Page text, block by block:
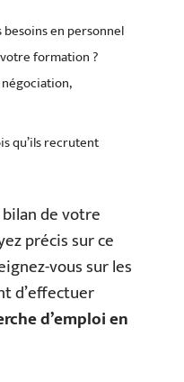
besoins en personnel
formation ?
qu’ils recrutent
de votre
précis sur ce
vous sur les
d’effectuer
d’emploi en